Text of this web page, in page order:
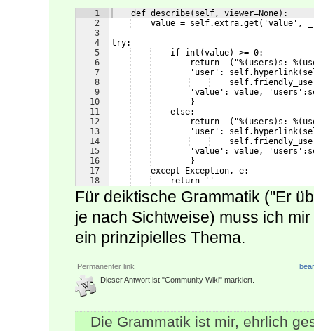
1
2
3
4
5
6
7
8
9
10
11
12
13
14
15
16
17
18
    def describe(self, viewer=None):
value = self.extra.get('value',
try:
    if int(value) >= 0:
return _("%(users)s:
'user':
'value': value,
    }
    else:
return _("%(users)s:
'user':
'value': value,
    }
    except Exception, e:
    return ''
Für deiktische Grammatik ("Er
je nach Sichtweise) muss ich
ein prinzipielles Thema.
Permanenter link
Dieser Antwort ist "Community Wiki" markiert.
Die Grammatik ist mir, ehrlich